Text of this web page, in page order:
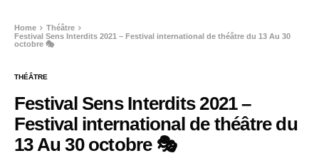
Home
Théâtre
Festival Sens Interdits 2021 – Festival international de théâtre du 13 Au 30
octobre 🎭
THÉÂTRE
Festival Sens Interdits 2021 –
Festival international de théâtre du
13 Au 30 octobre 🎭